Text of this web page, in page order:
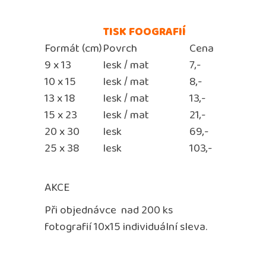
TISK FOOGRAFIÍ
Formát (cm)Povrch Cena
9 x 13 lesk / mat 7,-
10 x 15 lesk / mat 8,-
13 x 18 lesk / mat 13,-
15 x 23 lesk / mat 21,-
20 x 30 lesk 69,-
25 x 38 lesk
103,-
AKCE
Při objednávce nad 200 ks
fotografií 10x15 individuální sleva.